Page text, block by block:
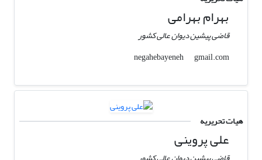
بهرام بهرامی
قاضی پیشین دیوان عالی کشور
negahebayeneh
gmail.com
هیات تحریریه
علی پروینی